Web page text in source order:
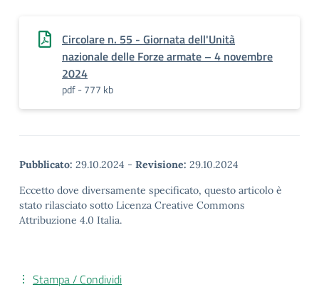
Circolare n. 55 - Giornata dell'Unità
nazionale delle Forze armate – 4 novembre
2024
pdf - 777 kb
Pubblicato: 29.10.2024 - Revisione: 29.10.2024
Eccetto dove diversamente specificato, questo articolo è
stato rilasciato sotto Licenza Creative Commons
Attribuzione 4.0 Italia.
Stampa / Condividi